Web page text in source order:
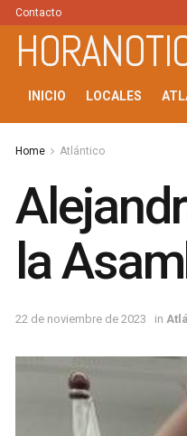
Contacto
INICIO LOCALES
Home Atlántico
la
22 de noviembre de 2023 in